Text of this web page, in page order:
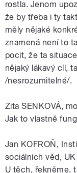
rostla. Jenom
že by třeba i ty
měly nějaké
znamená není to
pocit, že ta
nějaký lákavý cíl,
/nesrozumitelné/.
Zita SENKOVÁ,
Jak to vlastně
Jan KOFROŇ,
sociálních věd, UK
U těch, řekněme,